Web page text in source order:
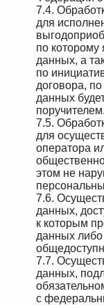
7.4.
для
по которому
данных, а
по
договора,
данных
поручителем.
7.5.
для
оператора
этом не
7.6.
данных,
к которым
данных
7.7.
данных,
с